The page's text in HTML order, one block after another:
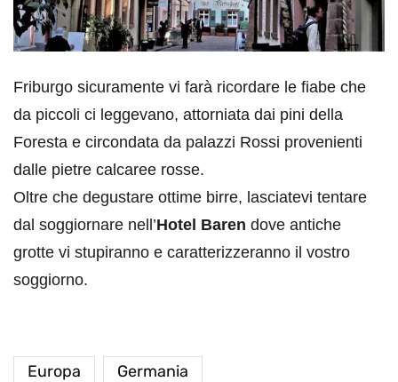
Friburgo sicuramente vi farà ricordare le fiabe che
da piccoli ci leggevano, attorniata dai pini della
Foresta e circondata da palazzi Rossi provenienti
dalle pietre calcaree rosse.
Oltre che degustare ottime birre, lasciatevi tentare
dal soggiornare nell’Hotel Baren dove antiche
grotte vi stupiranno e caratterizzeranno il vostro
soggiorno.
Europa Germania